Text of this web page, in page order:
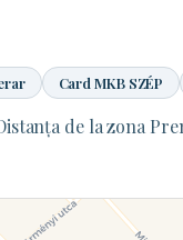
Card MKB SZÉP
de la zona